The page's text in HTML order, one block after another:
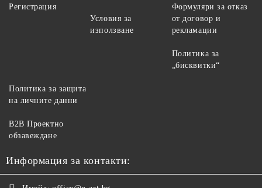
Регистрация
Условия за
използване
Формуляри за отказ
от договор и
рекламации
Политика за
„бисквитки“
Политика за защита
на личните данни
B2B Проектно
обзавеждане
Информация за контакти: